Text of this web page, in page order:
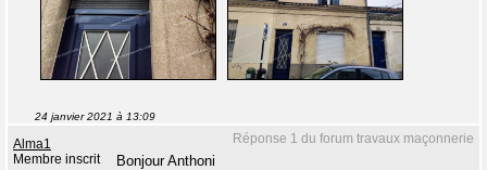
24 janvier 2021 à 13:09
Réponse 1 du forum travaux maçonnerie
Alma1
Membre inscrit
Bonjour Anthoni